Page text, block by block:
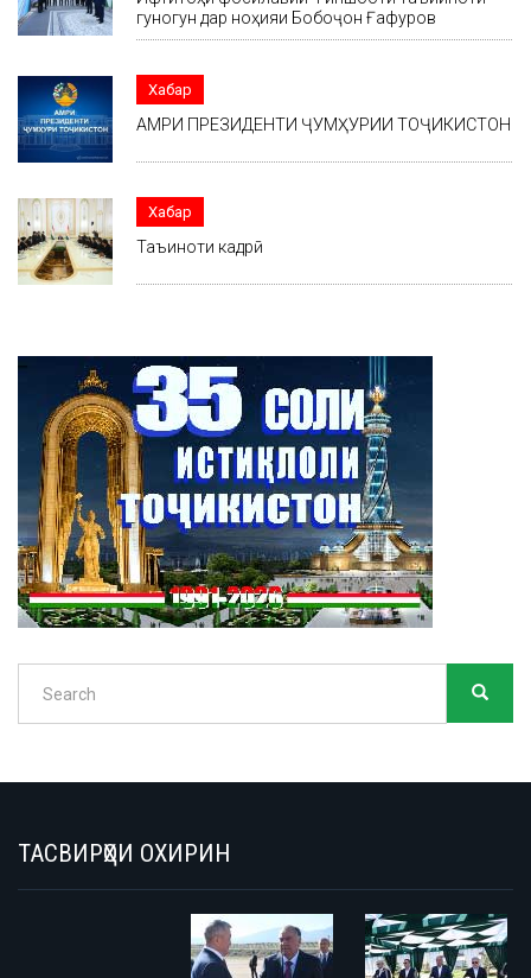
гуногун дар ноҳияи Бобоҷон Ғафуров
Хабар
АМРИ ПРЕЗИДЕНТИ ҶУМҲУРИИ ТОҶИКИСТОН
Хабар
Таъиноти кадрӣ
Search
ТАСВИРҲОИ ОХИРИН